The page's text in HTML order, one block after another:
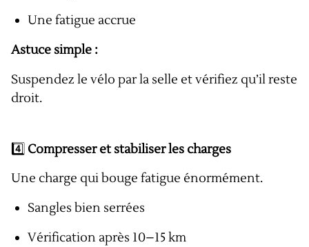
Une fatigue accrue
Astuce simple :
Suspendez le vélo par la selle et vérifiez qu’il reste
droit.
4️⃣ Compresser et stabiliser les charges
Une charge qui bouge fatigue énormément.
Sangles bien serrées
Vérification après 10–15 km